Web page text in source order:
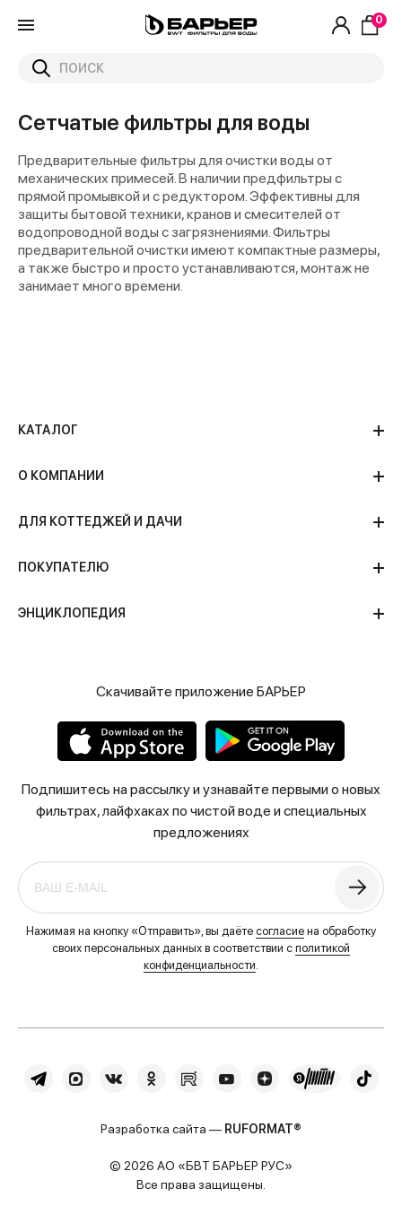
0
Сетчатые фильтры для воды
Предварительные фильтры для очистки воды от
механических примесей. В наличии предфильтры с
прямой промывкой и с редуктором. Эффективны для
защиты бытовой техники, кранов и смесителей от
водопроводной воды с загрязнениями. Фильтры
предварительной очистки имеют компактные размеры,
а также быстро и просто устанавливаются, монтаж не
занимает много времени.
КАТАЛОГ
О КОМПАНИИ
ДЛЯ КОТТЕДЖЕЙ И ДАЧИ
ПОКУПАТЕЛЮ
ЭНЦИКЛОПЕДИЯ
Скачивайте приложение БАРЬЕР
Подпишитесь на рассылку и узнавайте первыми о новых
фильтрах, лайфхаках по чистой воде и специальных
предложениях
Нажимая на кнопку «Отправить», вы даёте согласие на обработку
своих персональных данных в соответствии с политикой
конфиденциальности.
Разработка сайта — RUFORMAT®
© 2026 АО «БВТ БАРЬЕР РУС»
Все права защищены.